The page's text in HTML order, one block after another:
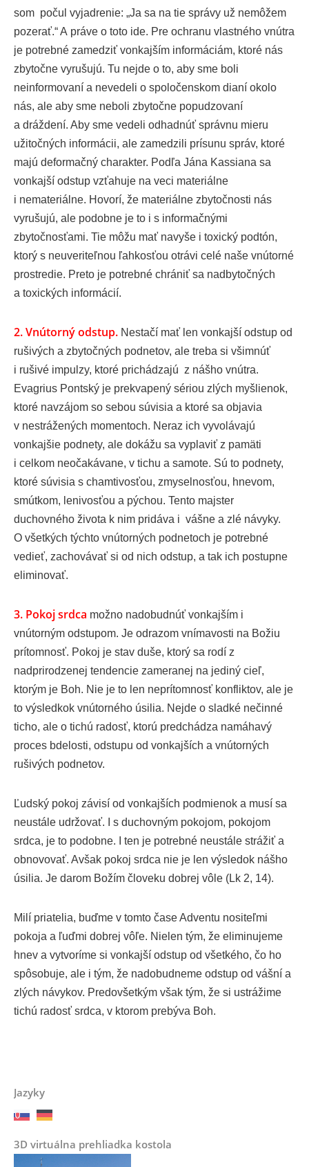
som počul vyjadrenie: „Ja sa na tie správy už nemôžem
pozerať.“ A práve o toto ide. Pre ochranu vlastného vnútra
je potrebné zamedziť vonkajším informáciám, ktoré nás
zbytočne vyrušujú. Tu nejde o to, aby sme boli
neinformovaní a nevedeli o spoločenskom dianí okolo
nás, ale aby sme neboli zbytočne popudzovaní
a dráždení. Aby sme vedeli odhadnúť správnu mieru
užitočných informácii, ale zamedzili prísunu správ, ktoré
majú deformačný charakter. Podľa Jána Kassiana sa
vonkajší odstup vzťahuje na veci materiálne
i nemateriálne. Hovorí, že materiálne zbytočnosti nás
vyrušujú, ale podobne je to i s informačnými
zbytočnosťami. Tie môžu mať navyše i toxický podtón,
ktorý s neuveriteľnou ľahkosťou otrávi celé naše vnútorné
prostredie. Preto je potrebné chrániť sa nadbytočných
a toxických informácií.
2. Vnútorný odstup. Nestačí mať len vonkajší odstup od
rušivých a zbytočných podnetov, ale treba si všimnúť
i rušivé impulzy, ktoré prichádzajú z nášho vnútra.
Evagrius Pontský je prekvapený sériou zlých myšlienok,
ktoré navzájom so sebou súvisia a ktoré sa objavia
v nestrážených momentoch. Neraz ich vyvolávajú
vonkajšie podnety, ale dokážu sa vyplaviť z pamäti
i celkom neočakávane, v tichu a samote. Sú to podnety,
ktoré súvisia s chamtivosťou, zmyselnosťou, hnevom,
smútkom, lenivosťou a pýchou. Tento majster
duchovného života k nim pridáva i vášne a zlé návyky.
O všetkých týchto vnútorných podnetoch je potrebné
vedieť, zachovávať si od nich odstup, a tak ich postupne
eliminovať.
3. Pokoj srdca možno nadobudnúť vonkajším i
vnútorným odstupom. Je odrazom vnímavosti na Božiu
prítomnosť. Pokoj je stav duše, ktorý sa rodí z
nadprirodzenej tendencie zameranej na jediný cieľ,
ktorým je Boh. Nie je to len neprítomnosť konfliktov, ale je
to výsledkok vnútorného úsilia. Nejde o sladké nečinné
ticho, ale o tichú radosť, ktorú predchádza namáhavý
proces bdelosti, odstupu od vonkajších a vnútorných
rušivých podnetov.
Ľudský pokoj závisí od vonkajších podmienok a musí sa
neustále udržovať. I s duchovným pokojom, pokojom
srdca, je to podobne. I ten je potrebné neustále strážiť a
obnovovať. Avšak pokoj srdca nie je len výsledok nášho
úsilia. Je darom Božím človeku dobrej vôle (Lk 2, 14).
Milí priatelia, buďme v tomto čase Adventu nositeľmi
pokoja a ľuďmi dobrej vôľe. Nielen tým, že eliminujeme
hnev a vytvoríme si vonkajší odstup od všetkého, čo ho
spôsobuje, ale i tým, že nadobudneme odstup od vášní a
zlých návykov. Predovšetkým však tým, že si ustrážime
tichú radosť srdca, v ktorom prebýva Boh.
Jazyky
3D virtuálna prehliadka kostola